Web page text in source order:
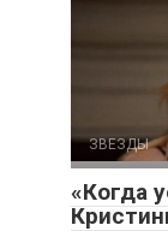
ЗВЕЗДЫ
«Когда